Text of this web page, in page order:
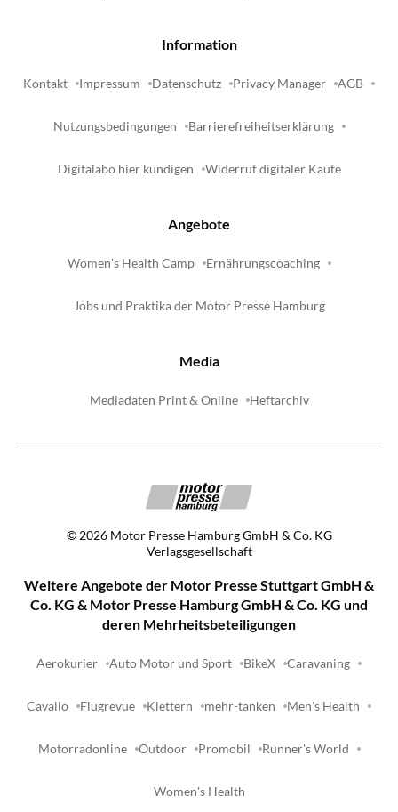
Information
Kontakt Impressum Datenschutz Privacy Manager AGB
Nutzungsbedingungen Barrierefreiheitserklärung
Digitalabo hier kündigen Widerruf digitaler Käufe
Angebote
Women's Health Camp Ernährungscoaching
Jobs und Praktika der Motor Presse Hamburg
Media
Mediadaten Print & Online Heftarchiv
© 2026 Motor Presse Hamburg GmbH & Co. KG
Verlagsgesellschaft
Weitere Angebote der Motor Presse Stuttgart GmbH &
Co. KG & Motor Presse Hamburg GmbH & Co. KG und
deren Mehrheitsbeteiligungen
Aerokurier Auto Motor und Sport BikeX Caravaning
Cavallo Flugrevue Klettern mehr-tanken Men's Health
Motorradonline Outdoor Promobil Runner's World
Women's Health